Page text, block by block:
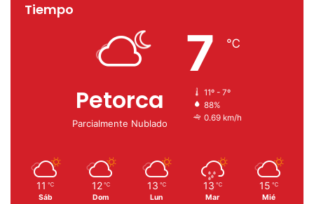
Tiempo
Petorca
Parcialmente Nublado
7 ℃
11º - 7º
88%
0.69 km/h
11 ℃
Sáb
12 ℃
Dom
13 ℃
Lun
13 ℃
Mar
15 ℃
Mié